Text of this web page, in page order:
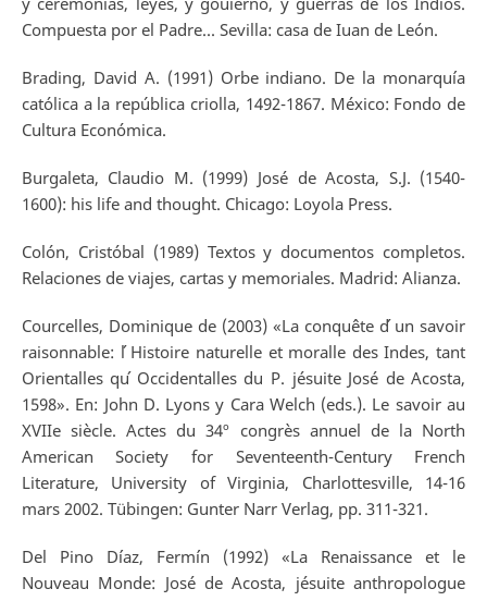
Compuesta por el Padre... Sevilla: casa de Iuan de León.
Brading, David A. (1991) Orbe indiano. De la monarquía
católica a la república criolla, 1492-1867. México: Fondo de
Cultura Económica.
Burgaleta, Claudio M. (1999) José de Acosta, S.J. (1540-
1600): his life and thought. Chicago: Loyola Press.
Colón, Cristóbal (1989) Textos y documentos completos.
Relaciones de viajes, cartas y memoriales. Madrid: Alianza.
Courcelles, Dominique de (2003) «La conquête d ́un savoir
raisonnable: l ́Histoire naturelle et moralle des Indes, tant
Orientalles qu ́Occidentalles du P. jésuite José de Acosta,
1598». En: John D. Lyons y Cara Welch (eds.). Le savoir au
XVIIe siècle. Actes du 34º congrès annuel de la North
American Society for Seventeenth-Century French
Literature, University of Virginia, Charlottesville, 14-16
mars 2002. Tübingen: Gunter Narr Verlag, pp. 311-321.
Del Pino Díaz, Fermín (1992) «La Renaissance et le
Nouveau Monde: José de Acosta, jésuite anthropologue